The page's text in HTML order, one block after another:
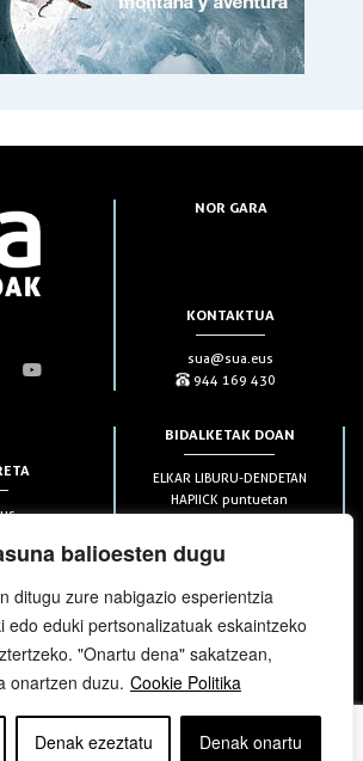
balioesten dugu
ditugu zure nabigazio esperientzia
edo eduki pertsonalizatuak eskaintzeko
"Onartu dena" sakatzean,
onartzen duzu. Cookie Politika
Denak ezeztatu Denak onartu
NOR GARA
KONTAKTUA
sua@sua.eus
944 169 430
BIDALKETAK DOAN
ELKAR LIBURU-DENDETAN
HAPIICK puntuetan
(soilik penintsulan)